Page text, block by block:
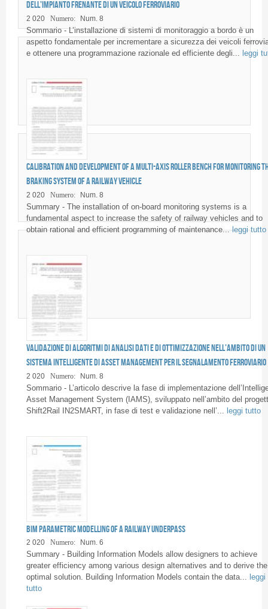
dell’impianto frenante di un veicolo ferroviario
2 020 Numero: Num. 8
Sommario - L’installazione di sistemi di monitoraggio a bordo è un
aspetto fondamentale per incrementare a sicurezza dei veicoli
e ottenere una programmazione razionale ed efficiente degli... leggi
Calibration and development of a multi-axis roller bench for monitoring
braking system of a railway vehicle
2 020 Numero: Num. 8
Summary - The installation of on-board monitoring systems is a
fundamental aspect to increase the safety of railway vehicles and to
obtain rational and efficient programming of maintenance...leggi tutto
Validazione di algoritmi di analisi dati e di ottimizzazione nell’ambito di un
sistema intelligente di Asset Management per il segnalamento ferroviario
2 020 Numero: Num. 8
Sommario - L’articolo descrive la fase di implementazione
Asset Management System (IAMS), sviluppato nell’ambito del
Shift2Rail IN2SMART, in fase di test e validazione nell’...
leggi tutto
BIM parametric modelling of a railway underpass
2 020 Numero: Num. 6
Summary - Building Information Models allow designers to achieve
greater efficiency among various design alternatives and to derive the
optimal solution. Building Information Models contain the data... leggi
tutto
Pagine